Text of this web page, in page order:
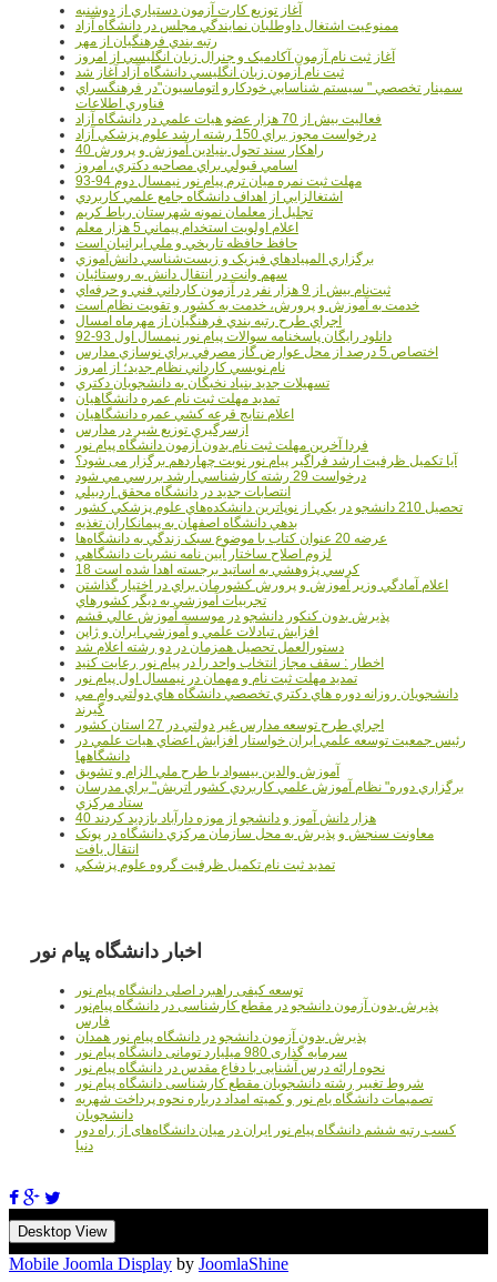
آغاز توزيع کارت آزمون دستياري از دوشنبه
ممنوعيت اشتغال داوطلبان نمايندگي مجلس در دانشگاه آزاد
رتبه بندي فرهنگيان از مهر
آغاز ثبت نام آزمون آکادميک و جنرال زبان انگليسي از امروز
ثبت نام آزمون زبان انگليسي دانشگاه آزاد آغاز شد
سمينار تخصصي " سيستم شناسايي خودکارو اتوماسيون"در فرهنگسراي
فناوري اطلاعات
فعاليت بيش از 70 هزار عضو هيات علمي در دانشگاه آزاد
درخواست مجوز براي 150 رشته ارشد علوم پزشکي آزاد
40 راهکار سند تحول بنيادين آموزش و پرورش
اسامي قبولي براي مصاحبه دکتري، امروز
مهلت ثبت نمره میان ترم پیام نور نیمسال دوم 94-93
اشتغالزايي از اهداف دانشگاه جامع علمي کاربردي
تجليل از معلمان نمونه شهرستان رباط کريم
اعلام اولويت استخدام پيماني 5 هزار معلم
حافظ حافظه تاريخي و ملي ايرانيان است
برگزاري المپيادهاي فيزيک و زيست‌شناسي دانش‌آموزي
سهم وانت در انتقال دانش به روستائيان
ثبت‌نام بيش از 9 هزار نفر در آزمون کارداني فني و حرفه‌اي
خدمت به آموزش و پرورش، خدمت به کشور و تقويت نظام است
اجراي طرح رتبه بندي فرهنگيان از مهرماه امسال
دانلود رایگان پاسخنامه سوالات پیام نور نیمسال اول 93-92
اختصاص 5 درصد از محل عوارض گاز مصرفي براي نوسازي مدارس
نام نويسي کارداني نظام جديد؛ از امروز
تسهيلات جديد بنياد نخبگان به دانشجويان دکتري
تمديد مهلت ثبت نام عمره دانشگاهيان
اعلام نتايج قرعه کشي عمره دانشگاهيان
ازسرگيري توزيع شير در مدارس
فردا آخرین مهلت ثبت نام بدون آزمون دانشگاه پیام نور
آیا تکمیل ظرفیت ارشد فراگیر پیام نور نوبت چهاردهم برگزار می شود؟
درخواست 29 رشته کارشناسي ارشد بررسي مي شود
انتصابات جديد در دانشگاه محقق اردبيلي
تحصيل 210 دانشجو در يکي از نوپاترين دانشکده‌هاي علوم پزشکي کشور
بدهي دانشگاه اصفهان به پيمانکاران تغذيه
عرضه 20 عنوان کتاب با موضوع سبک زندگي به دانشگاه‌ها
لزوم اصلاح ساختار آيين نامه نشريات دانشگاهي
18 کرسي پژوهشي به اساتيد برجسته اهدا شده است
اعلام آمادگي وزير آموزش و پرورش کشورمان براي در اختيار گذاشتن
تجربيات آموزشي به ديگر کشورهاي
پذيرش بدون کنکور دانشجو در موسسه آموزش عالي قشم
افزايش تبادلات علمي و آموزشي ايران و ژاپن
دستورالعمل تحصیل همزمان در دو رشته اعلام شد
اخطار : سقف مجاز انتخاب واحد را در پیام نور رعایت کنید
تمدید مهلت ثبت نام و مهمان در نیمسال اول پیام نور
دانشجويان روزانه دوره هاي دكتري تخصصي دانشگاه هاي دولتي وام مي
گيرند
اجراي طرح توسعه مدارس غير دولتي در 27 استان کشور
رئيس جمعيت توسعه علمي ايران خواستار افزايش اعضاي هيات علمي در
دانشگاهها
آموزش والدين بيسواد با طرح ملي الزام و تشويق
برگزاري دوره" نظام آموزش علمي كاربردي كشور اتريش" براي مدرسان
ستاد مرکزي
40 هزار دانش آموز و دانشجو از موزه دارآباد بازديد کردند
معاونت سنجش و پذيرش به محل سازمان مرکزي دانشگاه در پونک
انتقال يافت
تمديد ثبت نام تکميل ظرفيت گروه علوم پزشکي
اخبار دانشگاه پیام نور
توسعه کیفی راهبرد اصلی دانشگاه پیام نور
پذیرش بدون آزمون دانشجو در مقطع کارشناسی در دانشگاه پیام‌نور
فارس
پذیرش بدون آزمون دانشجو در دانشگاه پیام نور همدان
سرمایه گذاری 980 میلیارد تومانی دانشگاه پیام نور
نحوه ارائه درس آشنایی با دفاع مقدس در دانشگاه پیام نور
شروط تغییر رشته دانشجویان مقطع کارشناسی دانشگاه پیام نور
تصمیمات دانشگاه یام نور و کمیته امداد درباره نحوه پرداخت شهریه
دانشجویان
کسب رتبه ششم دانشگاه پیام نور ایران در میان دانشگاه‌های از راه دور
دنیا
Desktop View
Mobile Joomla Display by JoomlaShine